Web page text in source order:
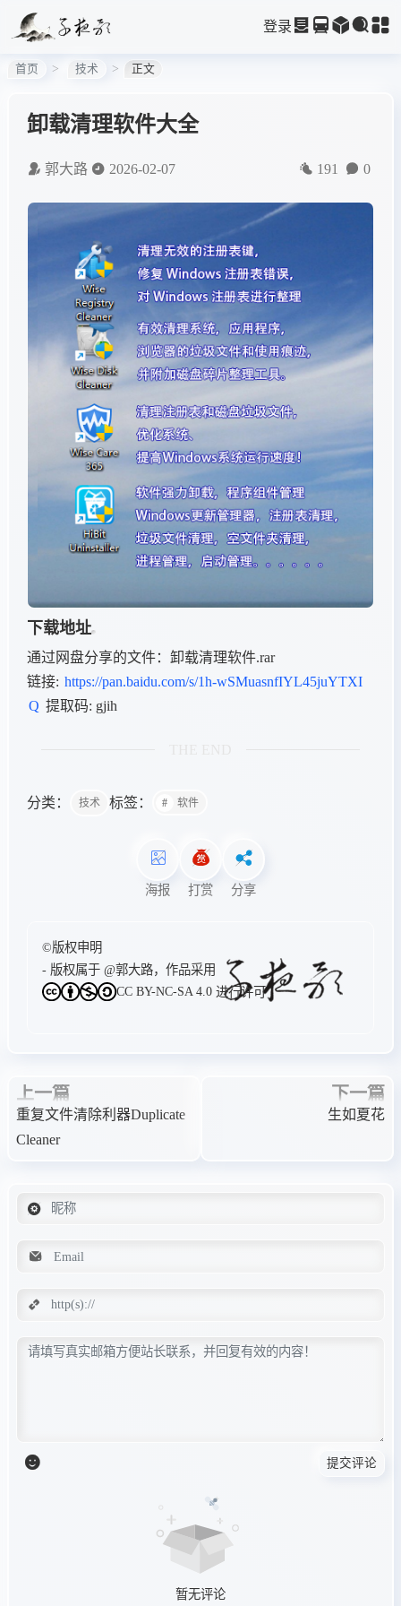
登录
首页 技术 正文
卸载清理软件大全
郭大路 2026-02-07 191 0
下载地址
通过网盘分享的文件：卸载清理软件.rar
链接: https://pan.baidu.com/s/1h-wSMuasnfIYL45juYTXI
Q 提取码: gjih
分类： 技术 标签： 软件
海报 打赏 分享
©版权申明
- 版权属于 @郭大路，作品采用
CC BY-NC-SA 4.0 进行许可
上一篇
重复文件清除利器Duplicate
Cleaner
下一篇
生如夏花
提交评论
暂无评论